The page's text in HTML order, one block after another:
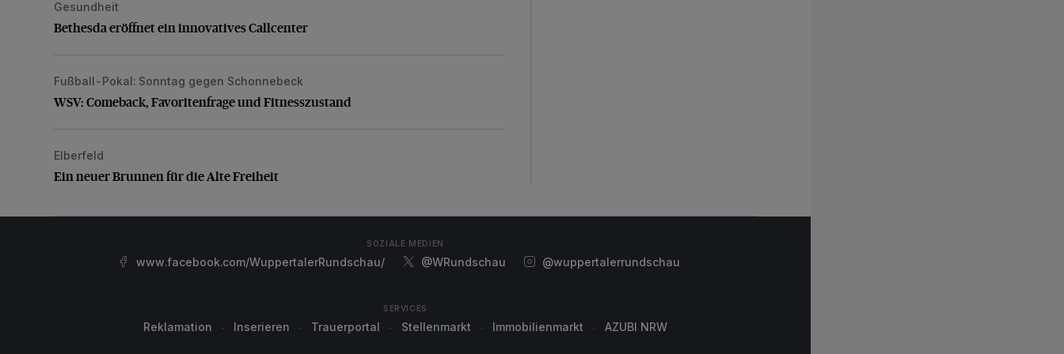
Bethesda eröffnet ein innovatives Callcenter
Gesundheit
Bethesda eröffnet ein innovatives Callcenter
WSV: Comeback, Favoritenfrage und Fitnesszustand
Fußball-Pokal: Sonntag gegen Schonnebeck
WSV: Comeback, Favoritenfrage und Fitnesszustand
Ein neuer Brunnen für die Alte Freiheit
Elberfeld
Ein neuer Brunnen für die Alte Freiheit
SOZIALE MEDIEN
www.facebook.com/WuppertalerRundschau/ @WRundschau @wuppertalerrundschau
SERVICES
Reklamation Inserieren Trauerportal Stellenmarkt Immobilienmarkt AZUBI NRW